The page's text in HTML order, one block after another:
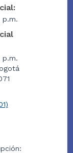
p.m.
p.m.